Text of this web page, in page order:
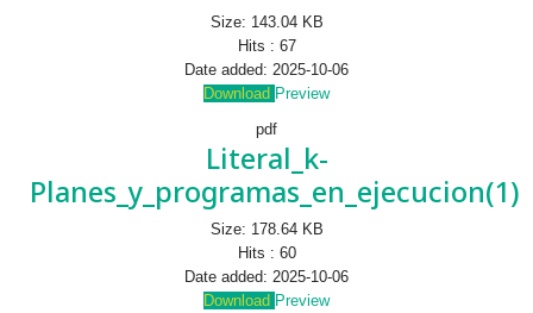
Size: 143.04 KB
Hits : 67
Date added: 2025-10-06
Download Preview
pdf
Literal_k-
Planes_y_programas_en_ejecucion(1)
Size: 178.64 KB
Hits : 60
Date added: 2025-10-06
Download Preview